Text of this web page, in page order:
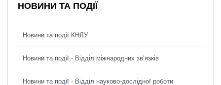
НОВИНИ ТА ПОДІЇ
Новини та події КНЛУ
Новини та події - Відділ міжнародних зв’язків
Новини та події - Відділ науково-дослідної роботи